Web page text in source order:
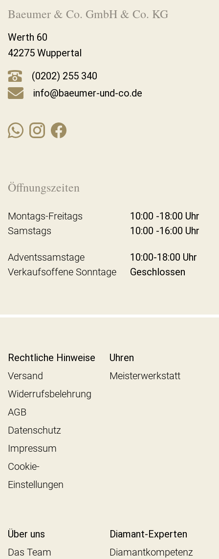
Baeumer & Co. GmbH & Co. KG
Werth 60
42275 Wuppertal
(0202) 255 340
info@baeumer-und-co.de
Öffnungszeiten
Montags-Freitags
10:00 -18:00 Uhr
Samstags
10:00 -16:00 Uhr
Adventssamstage
10:00-18:00 Uhr
Verkaufsoffene Sonntage
Geschlossen
Rechtliche Hinweise
Versand
Widerrufsbelehrung
AGB
Datenschutz
Impressum
Cookie-
Einstellungen
Uhren
Meisterwerkstatt
Über uns
Das Team
Diamant-Experten
Diamantkompetenz